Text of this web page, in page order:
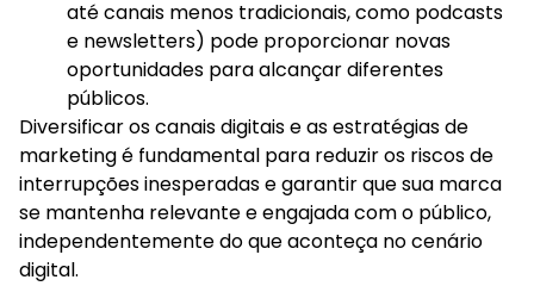
até canais menos tradicionais, como podcasts
e newsletters) pode proporcionar novas
oportunidades para alcançar diferentes
públicos.
Diversificar os canais digitais e as estratégias de
marketing é fundamental para reduzir os riscos de
interrupções inesperadas e garantir que sua marca
se mantenha relevante e engajada com o público,
independentemente do que aconteça no cenário
digital.